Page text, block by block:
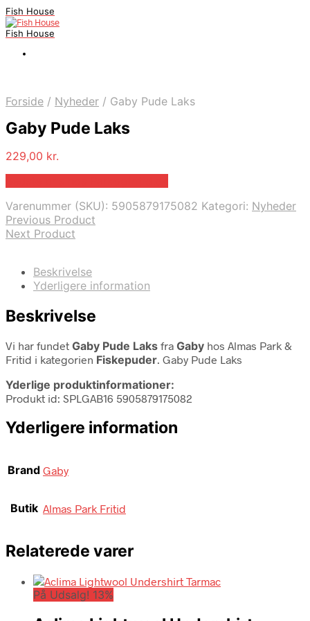
Fish House
Fish House
Forside / Nyheder / Gaby Pude Laks
Gaby Pude Laks
229,00 kr.
Varenummer (SKU): 5905879175082 Kategori: Nyheder
Previous Product
Next Product
Beskrivelse
Yderligere information
Beskrivelse
Vi har fundet Gaby Pude Laks fra Gaby hos Almas Park &
Fritid i kategorien Fiskepuder. Gaby Pude Laks
Yderlige produktinformationer:
Produkt id: SPLGAB16 5905879175082
Yderligere information
Brand Gaby
Butik Almas Park Fritid
Relaterede varer
På Udsalg! 13%